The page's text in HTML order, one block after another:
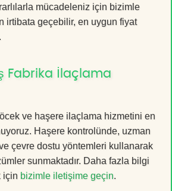
mücadeleniz için bizimle
irtibata geçebilir, en uygun fiyat
Fabrika İlaçlama
ve haşere ilaçlama hizmetini en
Haşere kontrolünde, uzman
çevre dostu yöntemleri kullanarak
sunmaktadır. Daha fazla bilgi
için bizimle iletişime geçin.